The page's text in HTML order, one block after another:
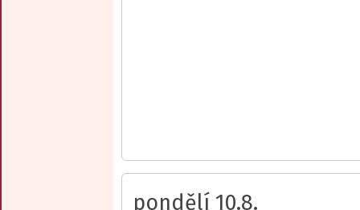
pondělí 10.8.